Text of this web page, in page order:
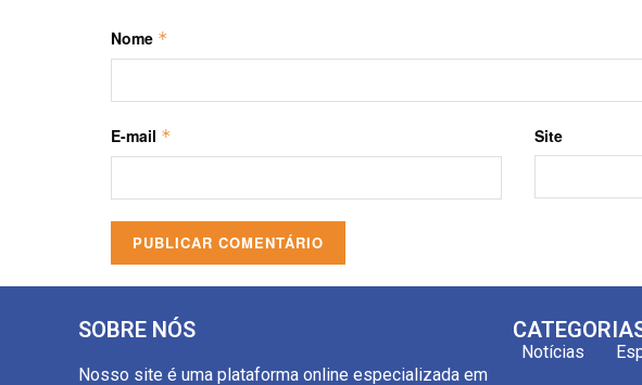
Nome *
E-mail * Site
SOBRE NÓS
Nosso site é uma plataforma online especializada em
Notícias